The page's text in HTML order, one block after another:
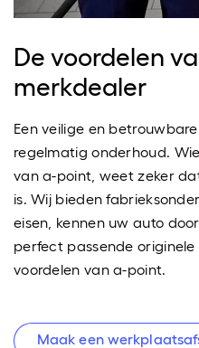
De voordelen
merkdealer
Een veilige en
regelmatig onderhoud.
van a-point, weet zeker
is. Wij bieden
eisen, kennen uw auto
perfect passende
voordelen van a-point.
Maak een